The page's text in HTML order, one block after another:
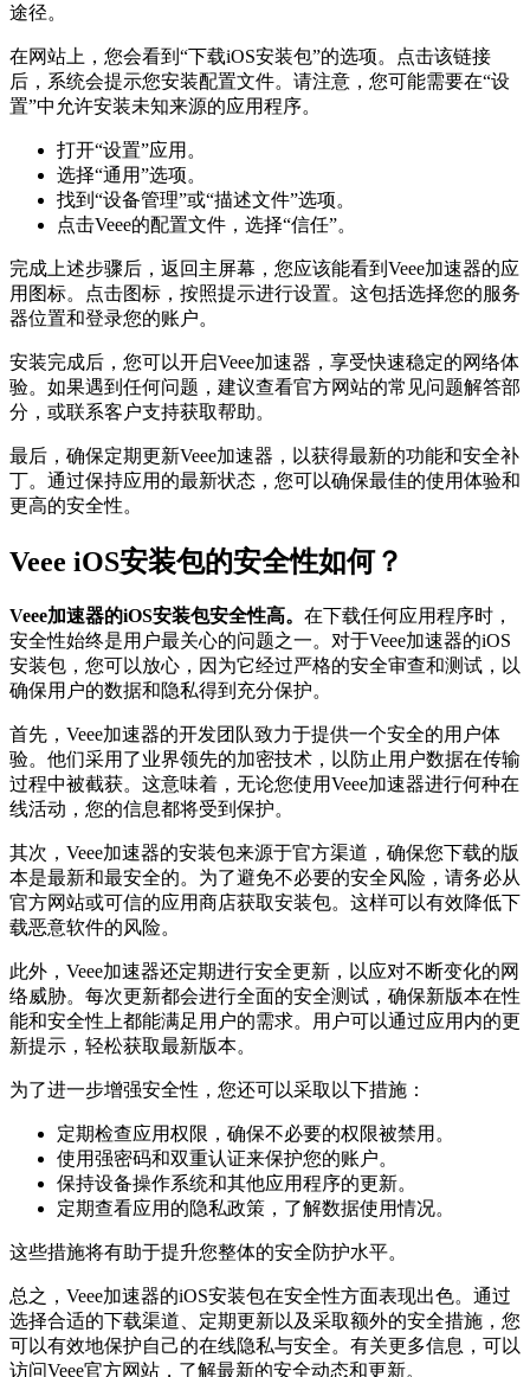
途径。
在网站上，您会看到“下载iOS安装包”的选项。点击该链接
后，系统会提示您安装配置文件。请注意，您可能需要在“设
置”中允许安装未知来源的应用程序。
打开“设置”应用。
选择“通用”选项。
找到“设备管理”或“描述文件”选项。
点击Veee的配置文件，选择“信任”。
完成上述步骤后，返回主屏幕，您应该能看到Veee加速器的应
用图标。点击图标，按照提示进行设置。这包括选择您的服务
器位置和登录您的账户。
安装完成后，您可以开启Veee加速器，享受快速稳定的网络体
验。如果遇到任何问题，建议查看官方网站的常见问题解答部
分，或联系客户支持获取帮助。
最后，确保定期更新Veee加速器，以获得最新的功能和安全补
丁。通过保持应用的最新状态，您可以确保最佳的使用体验和
更高的安全性。
Veee iOS安装包的安全性如何？
Veee加速器的iOS安装包安全性高。 在下载任何应用程序时，
安全性始终是用户最关心的问题之一。对于Veee加速器的iOS
安装包，您可以放心，因为它经过严格的安全审查和测试，以
确保用户的数据和隐私得到充分保护。
首先，Veee加速器的开发团队致力于提供一个安全的用户体
验。他们采用了业界领先的加密技术，以防止用户数据在传输
过程中被截获。这意味着，无论您使用Veee加速器进行何种在
线活动，您的信息都将受到保护。
其次，Veee加速器的安装包来源于官方渠道，确保您下载的版
本是最新和最安全的。为了避免不必要的安全风险，请务必从
官方网站或可信的应用商店获取安装包。这样可以有效降低下
载恶意软件的风险。
此外，Veee加速器还定期进行安全更新，以应对不断变化的网
络威胁。每次更新都会进行全面的安全测试，确保新版本在性
能和安全性上都能满足用户的需求。用户可以通过应用内的更
新提示，轻松获取最新版本。
为了进一步增强安全性，您还可以采取以下措施：
定期检查应用权限，确保不必要的权限被禁用。
使用强密码和双重认证来保护您的账户。
保持设备操作系统和其他应用程序的更新。
定期查看应用的隐私政策，了解数据使用情况。
这些措施将有助于提升您整体的安全防护水平。
总之，Veee加速器的iOS安装包在安全性方面表现出色。通过
选择合适的下载渠道、定期更新以及采取额外的安全措施，您
可以有效地保护自己的在线隐私与安全。有关更多信息，可以
访问Veee官方网站，了解最新的安全动态和更新。